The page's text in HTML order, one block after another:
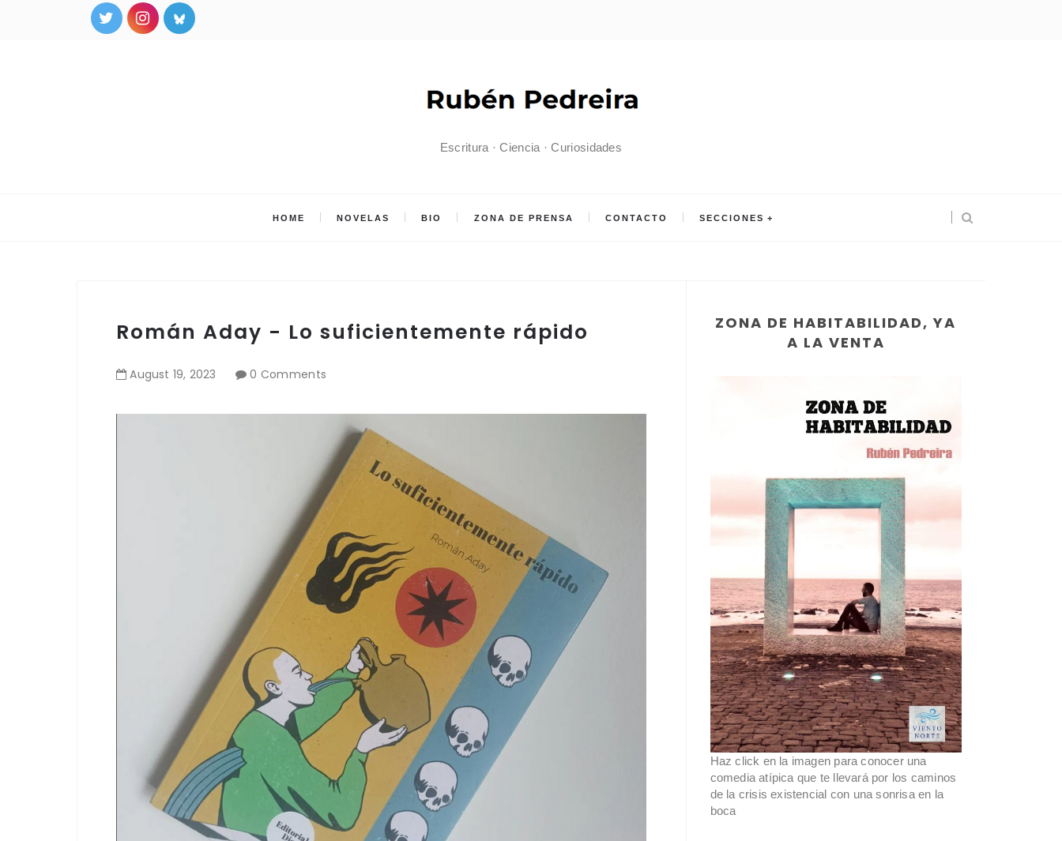
Escritura · Ciencia · Curiosidades
HOME NOVELAS BIO ZONA DE PRENSA CONTACTO SECCIONES
Román Aday - Lo suficientemente rápido
August 19, 2023 0 Comments
ZONA DE HABITABILIDAD, YA
A LA VENTA
Haz click en la imagen para conocer una
comedia atípica que te llevará por los caminos
de la crisis existencial con una sonrisa en la
boca